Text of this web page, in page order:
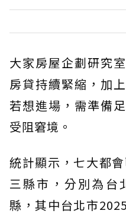
大家房屋企劃研究
房貸持續緊縮，加
若想進場，需準備
受阻窘境。
統計顯示，七大都
三縣市，分別為台
縣，其中台北市